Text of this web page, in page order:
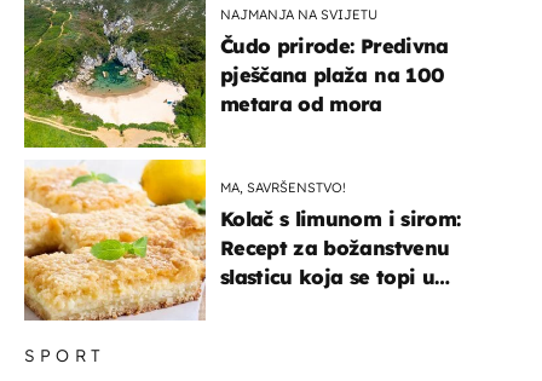
SPORT
NAJMANJA NA SVIJETU
Čudo prirode: Predivna
pješčana plaža na 100
metara od mora
MA, SAVRŠENSTVO!
Kolač s limunom i sirom:
Recept za božanstvenu
slasticu koja se topi u